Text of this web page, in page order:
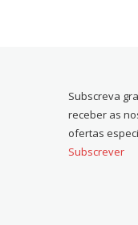
Subscreva
receber as
ofertas
Subscrever